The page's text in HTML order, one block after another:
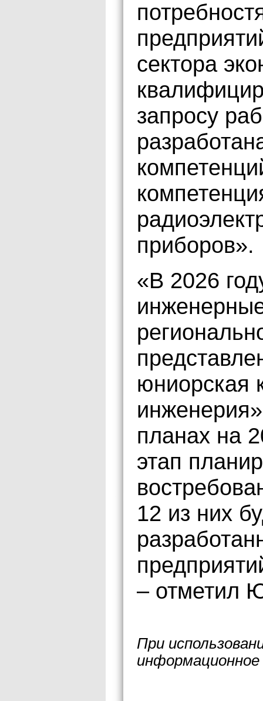
сектора
запросу
приборов».
«В 2026
юниорская
планах на
этап
12 из них
– отметил
При